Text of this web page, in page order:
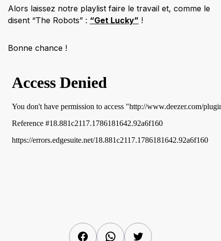
Alors laissez notre playlist faire le travail et, comme le
disent “The Robots” : “Get Lucky” !
Bonne chance !
FacebookWhatsAppTwitter